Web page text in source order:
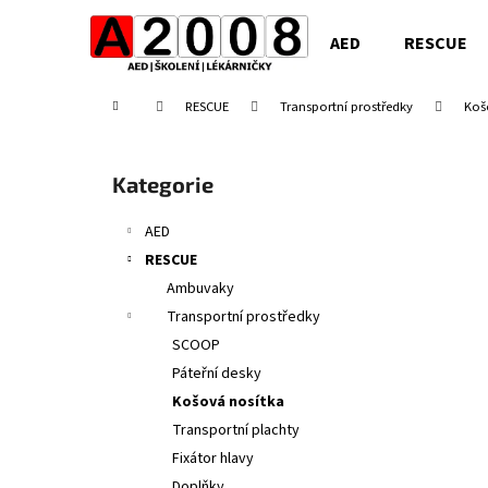
AED RESCUE
Domů RESCUE Transportní prostředky
Přeskočit
kategorie
Kategorie
AED
RESCUE
Ambuvaky
Transportní prostředky
SCOOP
Páteřní desky
Košová nosítka
Transportní plachty
Fixátor hlavy
Zpět
Zpět